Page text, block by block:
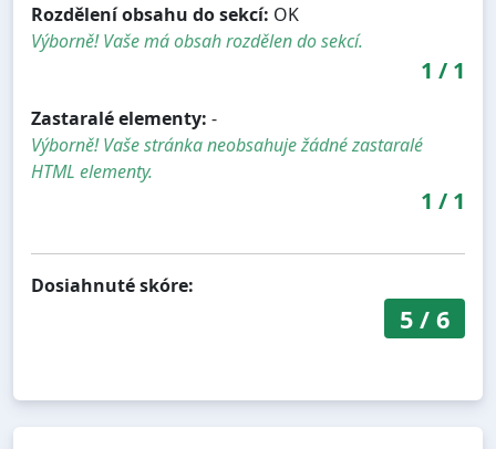
Rozdělení obsahu do sekcí: OK
Výborně! Vaše má obsah rozdělen do sekcí.
1 / 1
Zastaralé elementy: -
Výborně! Vaše stránka neobsahuje žádné zastaralé
HTML elementy.
1 / 1
Dosiahnuté skóre:
5/ 6